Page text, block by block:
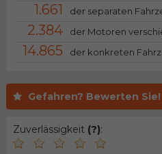
Gefahren? Bewerten Sie!
Zuverlässigkeit (?):
1.661 der separaten
2.384 der Motoren
14.865 der konkreten